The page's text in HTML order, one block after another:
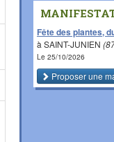
Fête des plantes,
à SAINT-JUNIEN
Le 25/10/2026
Proposer une